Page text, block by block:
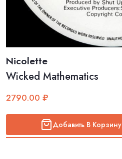
Nicolette
Wicked Mathematics
2790.00 ₽
Добавить В Корзину